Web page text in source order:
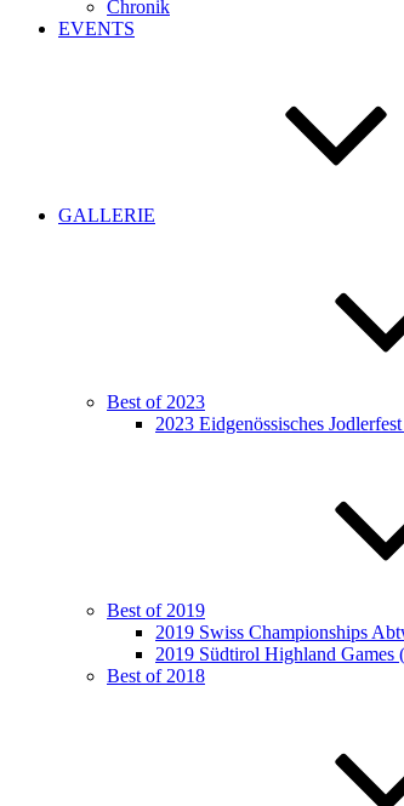
Chronik
EVENTS
GALLERIE
Best of 2023
2023 Eidgenössisches
Best of 2019
2019 Swiss Championships
2019 Südtirol Highland Games
Best of 2018